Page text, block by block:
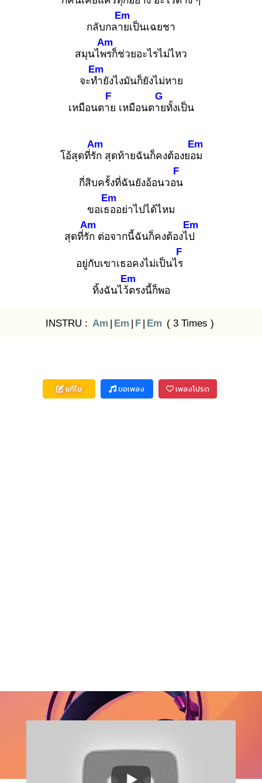
กลับกลาย
Em
เป็นเฉยชา
สมุนไพร
Am
ก็ช่วยอะไรไม่ไหว
จะทำ
Em
ยังไงมันก็ยังไม่หาย
เหมือนตาย
F
เหมือนตาย
G
ทั้งเป็น
โอ้สุดที่รัก
Am
สุดท้ายฉันก็คงต้องยอม
Em
กี่สิบครั้งที่ฉันยังอ้อนวอน
F
ขอเธอ
Em
อย่าไปได้ไหม
สุดที่รัก
Am
ต่อจากนี้ฉันก็คงต้องไป
Em
อยู่กับเขาเธอคงไม่เป็นไร
F
ทิ้งฉันไว้ต
Em
รงนี้ก็พอ
INSTRU : Am | Em | F | Em ( 3 Times )
แก้ไข ขอเพลง เพลงโปรด